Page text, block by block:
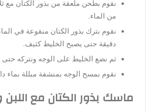
نقوم بطحن ملعقة من بذور الكتان مع
من الماء.
دقيقة حتى يصبح الخليط كثيف.
ثم نضع الخليط على الوجه ونتركه
نقوم بمسح الوجه بمنشفة مبللة بماء
ماسك بذور الكتان مع اللبن